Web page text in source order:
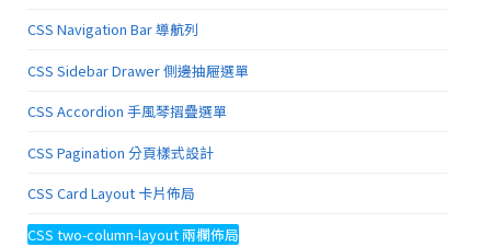
CSS Navigation Bar 導航列
CSS Sidebar Drawer 側邊抽屜選單
CSS Accordion 手風琴摺疊選單
CSS Pagination 分頁樣式設計
CSS Card Layout 卡片佈局
CSS two-column-layout 兩欄佈局